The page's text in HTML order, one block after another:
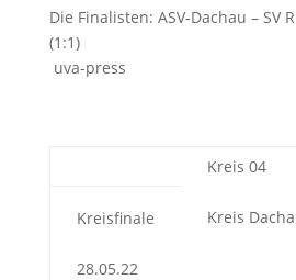
Die Finalisten: ASV-Dachau – SV
(1:1)
uva-press
Kreis 04
Kreisfinale Kreis
28.05.22